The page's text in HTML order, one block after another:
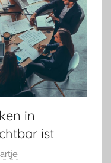
in
ist